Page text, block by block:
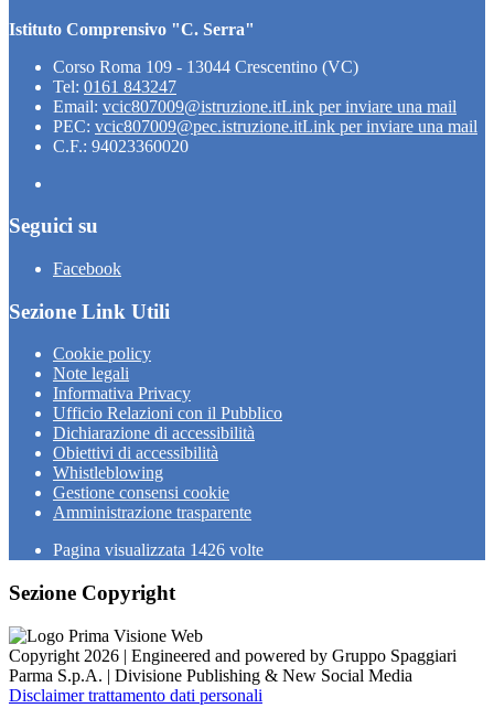
Istituto Comprensivo "C. Serra"
Corso Roma 109 - 13044 Crescentino (VC)
Tel: 0161 843247
Email: vcic807009@istruzione.itLink per inviare una mail
PEC: vcic807009@pec.istruzione.itLink per inviare una mail
C.F.: 94023360020
Seguici su
Facebook
Sezione Link Utili
Cookie policy
Note legali
Informativa Privacy
Ufficio Relazioni con il Pubblico
Dichiarazione di accessibilità
Obiettivi di accessibilità
Whistleblowing
Gestione consensi cookie
Amministrazione trasparente
Pagina visualizzata 1426 volte
Sezione Copyright
Copyright 2026 | Engineered and powered by Gruppo Spaggiari
Parma S.p.A. | Divisione Publishing & New Social Media
Disclaimer trattamento dati personali